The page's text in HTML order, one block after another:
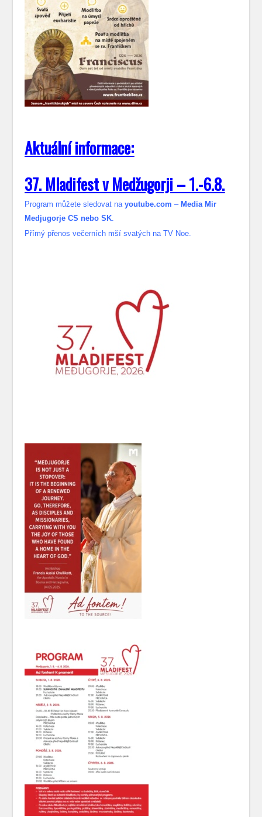
Aktuální informace:
37. Mladifest v Medžugorji – 1.-6.8.
Program můžete sledovat nayoutube.com – Media Mir
Medjugorje CS nebo SK.
Přímý přenos večerních mší svatých na TV Noe.